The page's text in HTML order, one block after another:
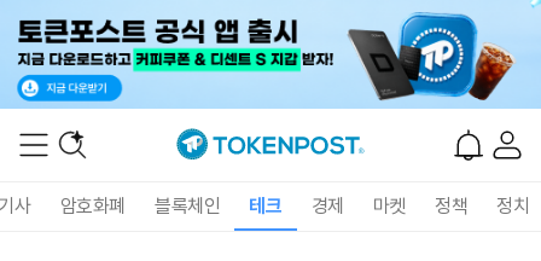
사 암호화폐 블록체인 테크 경제 마켓 정책 정치